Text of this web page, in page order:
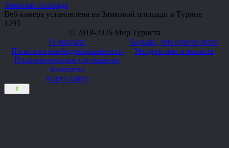
Замковая площадь
Веб-камера установлена на Замковой площади в Турине
1 295
© 2018-2026 Мир Туриста
О портале
Политика конфиденциальности
Пользовательское соглашение
Контакты
Карта сайта
Больше, чем просто фото
Увидеть мир и выжить